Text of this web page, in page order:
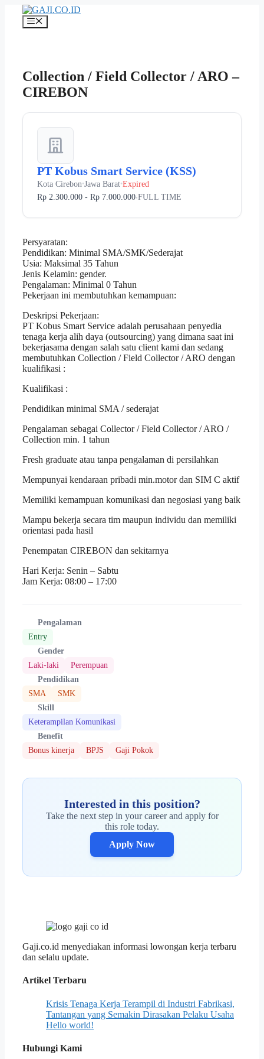
Langsung
Menu
Collection / Field Collector / ARO –
CIREBON
PT Kobus Smart Service (KSS)
Kota Cirebon•Jawa Barat•Expired
Rp 2.300.000 - Rp 7.000.000•FULL TIME
Persyaratan:
Pendidikan: Minimal SMA/SMK/Sederajat
Usia: Maksimal 35 Tahun
Jenis Kelamin: gender.
Pengalaman: Minimal 0 Tahun
Pekerjaan ini membutuhkan kemampuan:
Deskripsi Pekerjaan:
PT Kobus Smart Service adalah perusahaan penyedia
tenaga kerja alih daya (outsourcing) yang dimana saat ini
bekerjasama dengan salah satu client kami dan sedang
membutuhkan Collection / Field Collector / ARO dengan
kualifikasi :
Kualifikasi :
Pendidikan minimal SMA / sederajat
Pengalaman sebagai Collector / Field Collector / ARO /
Collection min. 1 tahun
Fresh graduate atau tanpa pengalaman di persilahkan
Mempunyai kendaraan pribadi min.motor dan SIM C aktif
Memiliki kemampuan komunikasi dan negosiasi yang baik
Mampu bekerja secara tim maupun individu dan memiliki
orientasi pada hasil
Penempatan CIREBON dan sekitarnya
Hari Kerja: Senin – Sabtu
Jam Kerja: 08:00 – 17:00
Pengalaman
Entry
Gender
Laki-laki
Perempuan
Pendidikan
SMA
SMK
Skill
Keterampilan Komunikasi
Benefit
Bonus kinerja
BPJS Gaji Pokok
Interested in this position?
Take the next step in your career and apply for
this role today.
Apply Now
Gaji.co.id menyediakan informasi lowongan kerja terbaru
dan selalu update.
Artikel Terbaru
Krisis Tenaga Kerja Terampil di Industri Fabrikasi,
Tantangan yang Semakin Dirasakan Pelaku Usaha
Hello world!
Hubungi Kami